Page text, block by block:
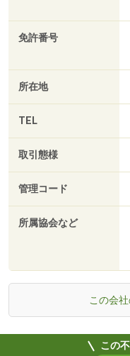
免許番号
所在地
TEL
取引態様
管理コード
所属協会など
この会
この